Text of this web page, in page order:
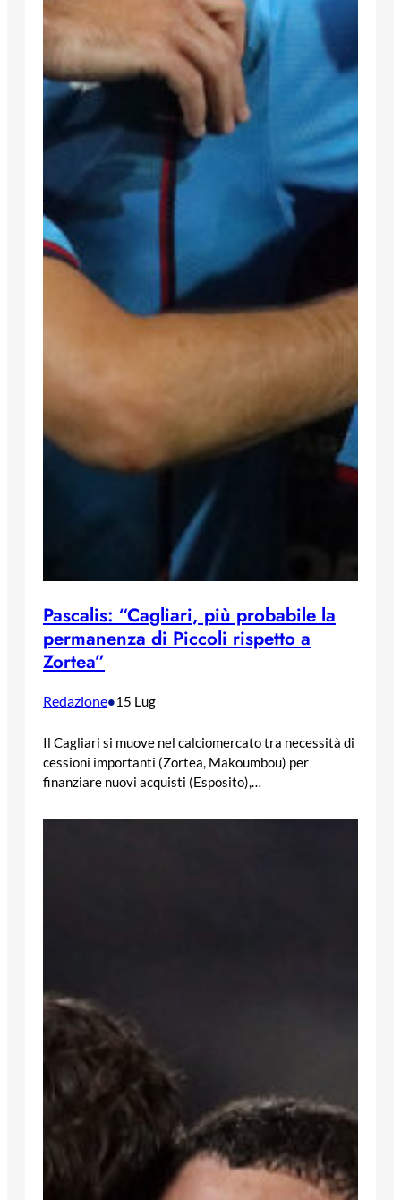
Pascalis: “Cagliari, più probabile la
permanenza di Piccoli rispetto a
Zortea”
Redazione•15 Lug
Il Cagliari si muove nel calciomercato tra necessità di
cessioni importanti (Zortea, Makoumbou) per
finanziare nuovi acquisti (Esposito),…